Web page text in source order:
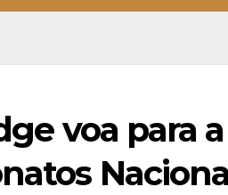
voa para